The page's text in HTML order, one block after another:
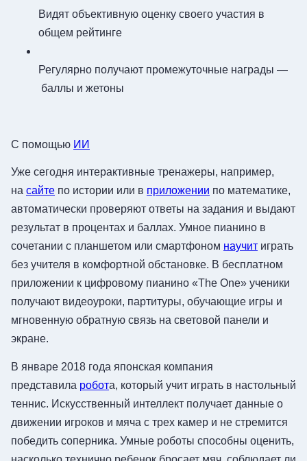
Видят объективную оценку своего участия в
общем рейтинге
Регулярно получают промежуточные награды —
баллы и жетоны
С помощью ИИ
Уже сегодня интерактивные тренажеры, например,
на сайте по истории или в приложении по математике,
автоматически проверяют ответы на задания и выдают
результат в процентах и баллах. Умное пианино в
сочетании с планшетом или смартфоном научит играть
без учителя в комфортной обстановке. В бесплатном
приложении к цифровому пианино «The One» ученики
получают видеоуроки, партитуры, обучающие игры и
мгновенную обратную связь на световой панели и
экране.
В январе 2018 года японская компания
представила робота, который учит играть в настольный
теннис. Искусственный интеллект получает данные о
движении игроков и мяча с трех камер и не стремится
победить соперника. Умные роботы способны оценить,